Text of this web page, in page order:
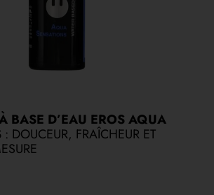
BASE D’EAU EROS AQUA
: DOUCEUR, FRAÎCHEUR ET